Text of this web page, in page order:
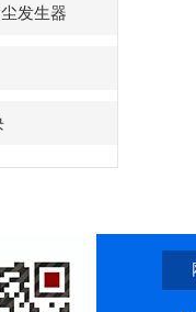
发生器